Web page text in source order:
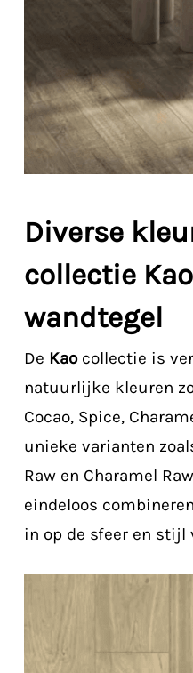
Diverse
collectie
wandtegel
De Kaocollectie is
natuurlijke kleuren
Cocao, Spice,
unieke varianten
Raw en Charamel
eindeloos
in op de sfeer en